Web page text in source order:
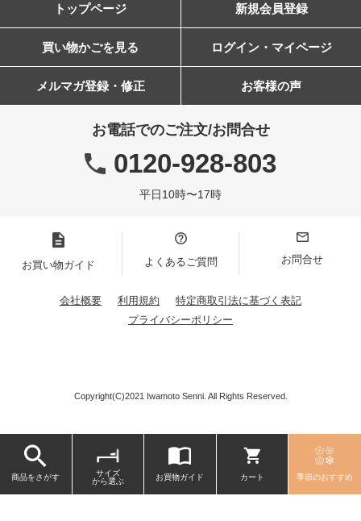
トップページ 新規会員登録
買い物かごを見る ログイン・マイページ
メルマガ登録・修正 お客様の声
お電話でのご注文/お問合せ
0120-928-803
平日10時〜17時
お買い物ガイド よくあるご質問 お問合せ
会社概要 利用規約
特定商取引法に基づく表記
プライバシーポリシー
Copyright(C)2021 Iwamoto Senni. All Rights Reserved.
商品をさがす
サイズ
から選ぶ
お買物ガイド カート 季節のおすすめ